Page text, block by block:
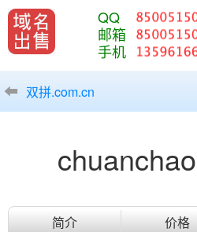
QQ
邮箱
手机
双拼.com.cn
简介 价格